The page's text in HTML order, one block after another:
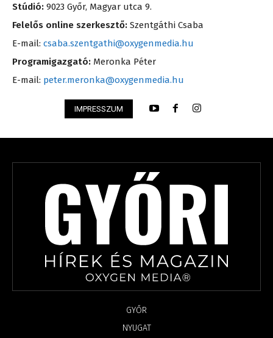
Stúdió: 9023 Győr, Magyar utca 9.
Felelős online szerkesztő: Szentgáthi Csaba
E-mail: csaba.szentgathi@oxygenmedia.hu
Programigazgató: Meronka Péter
E-mail: peter.meronka@oxygenmedia.hu
IMPRESSZUM
GYŐR
NYUGAT